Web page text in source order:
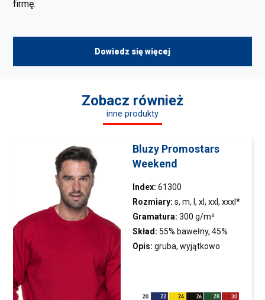
firmę.
Dowiedz się więcej
Zobacz również
inne produkty
Bluzy Promostars
Weekend
Index: 61300
Rozmiary: s, m, l, xl, xxl, xxxl*
Gramatura: 300 g/m²
Skład: 55% bawełny, 45%
poliestru
Opis: gruba, wyjątkowo
ściągacz; podwójne szwy;